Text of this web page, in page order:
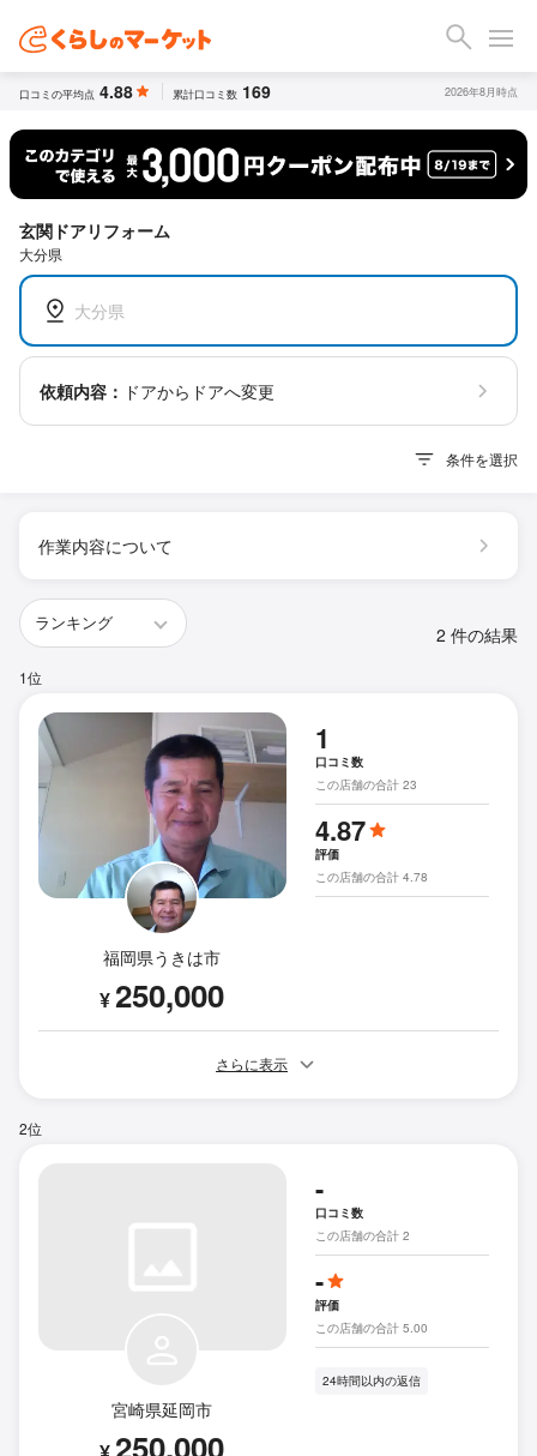
口コミの平均点 4.88 累計口コミ数 169 2026年8月時点
玄関ドアリフォーム
大分県
大分県
依頼内容： ドアからドアへ変更
条件を選択
作業内容について
2 件の結果
1位
福岡県うきは市
¥250,000
1
口コミ数
この店舗の合計 23
4.87
評価
この店舗の合計 4.78
さらに表示
2位
宮崎県延岡市
250,000
-
口コミ数
この店舗の合計 2
-
評価
この店舗の合計 5.00
24時間以内の返信